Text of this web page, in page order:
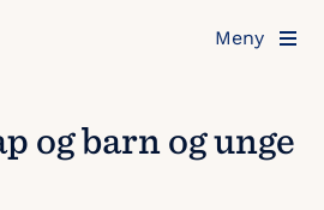
Meny
og barn og unge